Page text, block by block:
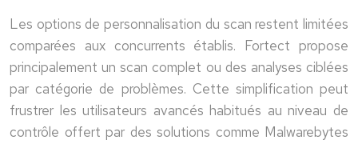
Les options de personnalisation du scan restent limitées
comparées aux concurrents établis. Fortect propose
principalement un scan complet ou des analyses ciblées
par catégorie de problèmes. Cette simplification peut
frustrer les utilisateurs avancés habitués au niveau de
contrôle offert par des solutions comme Malwarebytes